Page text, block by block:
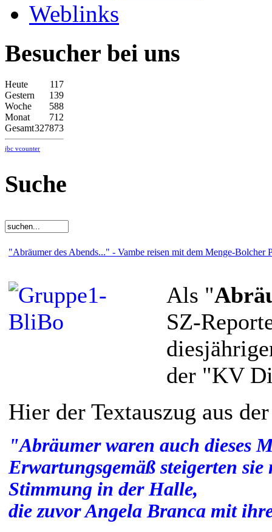
Weblinks
Besucher bei uns
Heute
117
Gestern
139
Woche
588
Monat
712
Gesamt327873
jbc vcounter
Suche
"Abräumer des Abends..." - Vambe reisen mit dem Menge-Bolcher
Als "
SZ-
der "KV
Hier der Textauszug aus der
"Abräumer waren auch dieses
Erwartungsgemäß steigerten
Stimmung in der Halle,
die zuvor Angela Branca mit